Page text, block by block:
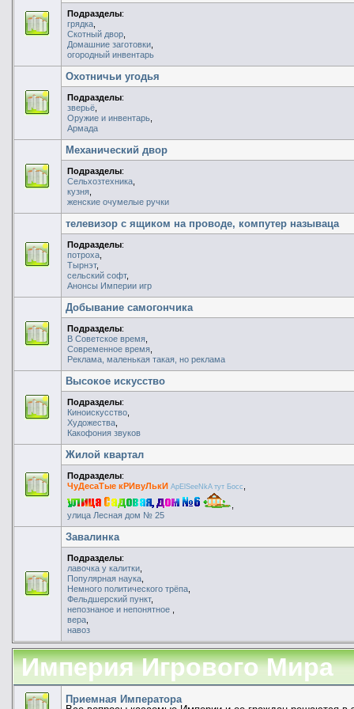
Подразделы:
грядка,
Скотный двор,
Домашние заготовки,
огородный инвентарь
Охотничьи угодья
Подразделы:
зверьё,
Оружие и инвентарь,
Армада
Механический двор
Подразделы:
Сельхозтехника,
кузня,
женские очумелые ручки
телевизор с ящиком на проводе, компутер называца
Подразделы:
потроха,
Тырнэт,
сельский софт,
Анонсы Империи игр
Добывание самогончика
Подразделы:
В Советское время,
Современное время,
Реклама, маленькая такая, но реклама
Высокое искусство
Подразделы:
Киноискусство,
Художества,
Какофония звуков
Жилой квартал
Подразделы:
ЧуДесаТые кРИвуЛькИ ApElSeeNkA тут Босс ,
,
улица Лесная дом № 25
Завалинка
Подразделы:
лавочка у калитки,
Популярная наука,
Немного политического трёпа,
Фельдшерский пункт,
непознаное и непонятное ,
вера,
навоз
Империя Игрового Мира
Приемная Императора